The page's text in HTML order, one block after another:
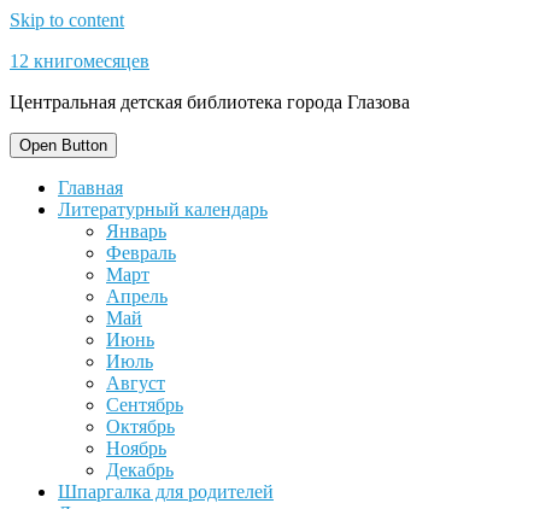
Skip to content
12 книгомесяцев
Центральная детская библиотека города Глазова
Open Button
Главная
Литературный календарь
Январь
Февраль
Март
Апрель
Май
Июнь
Июль
Август
Сентябрь
Октябрь
Ноябрь
Декабрь
Шпаргалка для родителей